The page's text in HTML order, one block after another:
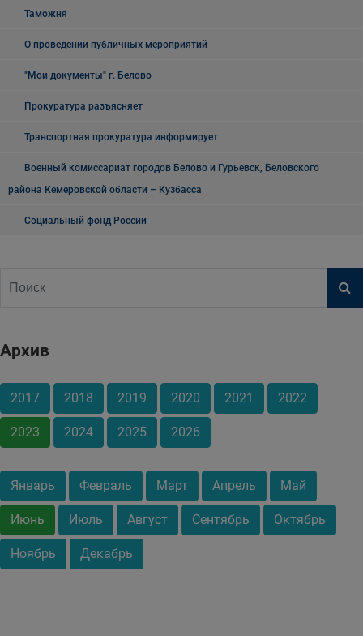
Таможня
О проведении публичных мероприятий
"Мои документы" г. Белово
Прокуратура разъясняет
Транспортная прокуратура информирует
Военный комиссариат городов Белово и Гурьевск, Беловского
района Кемеровской области – Кузбасса
Социальный фонд России
Архив
2017 2018 2019 2020 2021 2022
2023 2024 2025 2026
Январь Февраль Март Апрель Май
Июнь Июль Август Сентябрь Октябрь
Ноябрь Декабрь